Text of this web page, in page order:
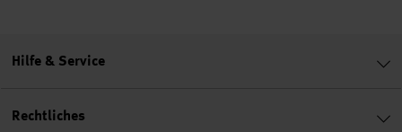
Hilfe & Service
Rechtliches